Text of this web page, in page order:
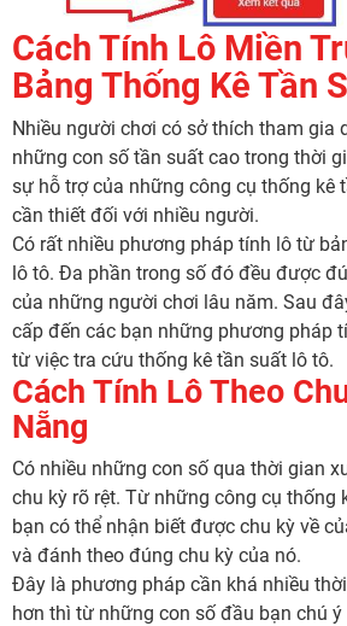
Cách Tính Lô Miền
Bảng Thống Kê Tần
Nhiều người chơi có sở thích tham gia
những con số tần suất cao trong thời
sự hỗ trợ của những công cụ thống kê
cần thiết đối với nhiều người.
Có rất nhiều phương pháp tính lô từ
lô tô. Đa phần trong số đó đều được
của những người chơi lâu năm. Sau
cấp đến các bạn những phương pháp
từ việc tra cứu thống kê tần suất lô tô.
Cách Tính Lô Theo
Nẵng
Có nhiều những con số qua thời gian
chu kỳ rõ rệt. Từ những công cụ thống
bạn có thể nhận biết được chu kỳ về
và đánh theo đúng chu kỳ của nó.
Đây là phương pháp cần khá nhiều
hơn thì từ những con số đầu bạn chú